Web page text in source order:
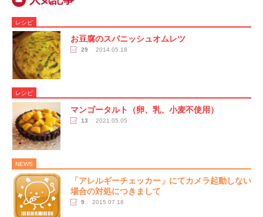
レシピ
お豆腐のスパニッシュオムレツ
29 2014.05.18
レシピ
マンゴータルト（卵、乳、小麦不使用）
13 2021.05.05
NEWS
「アレルギーチェッカー」にてカメラ起動しない
場合の対処につきまして
9 2015.07.16